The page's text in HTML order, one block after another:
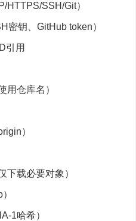
HTTPS/SSH/Git）
密钥、GitHub token）
引用
用仓库名）
）
下载必要对象）
1哈希）